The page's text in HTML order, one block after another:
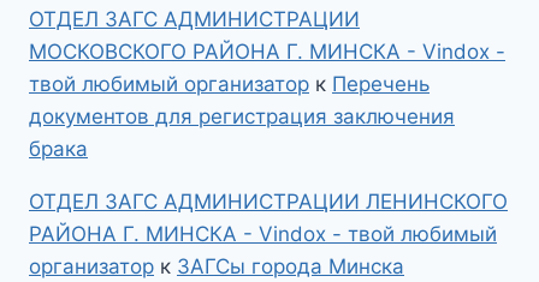
ОТДЕЛ ЗАГС АДМИНИСТРАЦИИ
МОСКОВСКОГО РАЙОНА Г. МИНСКА - Vindox -
твой любимый организатор к Перечень
документов для регистрация заключения
брака
ОТДЕЛ ЗАГС АДМИНИСТРАЦИИ ЛЕНИНСКОГО
РАЙОНА Г. МИНСКА - Vindox - твой любимый
организатор к ЗАГСы города Минска